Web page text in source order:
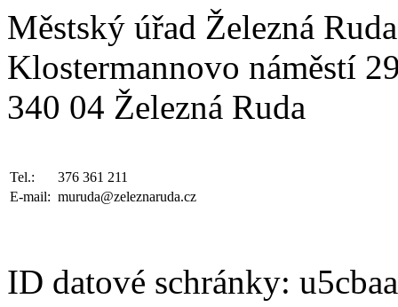
Městský úřad Železná Ruda
Klostermannovo náměstí
340 04 Železná Ruda
Tel.:
376 361 211
E-mail: muruda@zeleznaruda.cz
ID datové schránky: